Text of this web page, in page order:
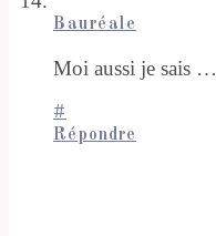
Bauréale
Moi aussi je sais …
#
Répondre